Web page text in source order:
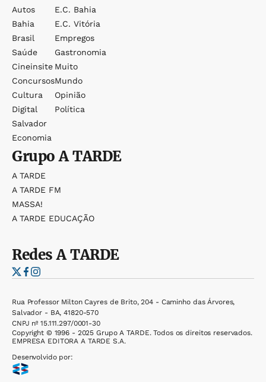
Autos
Bahia
Brasil
Saúde
Cineinsite
Concursos
Cultura
Digital
Salvador
Economia
E.c. Bahia
E.c. Vitória
Empregos
Gastronomia
Muito
Mundo
Opinião
Política
GrupoA TARDE
A TARDE
A TARDE FM
MASSA!
A TARDE EDUCAÇÃO
RedesA TARDE
Rua Professor Milton Cayres de Brito, 204 - Caminho das Árvores,
Salvador - BA, 41820-570
CNPJ nº 15.111.297/0001-30
Copyright © 1996 - 2025 Grupo A TARDE. Todos os direitos reservados.
EMPRESA EDITORA A TARDE S.A.
Desenvolvido por: